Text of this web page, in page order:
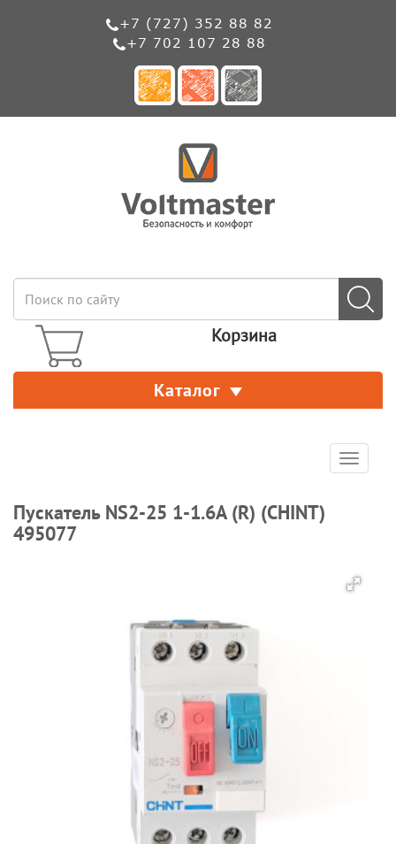
+7 (727) 352 88 82
+7 702 107 28 88
Корзина
Каталог
Toggle
Пускатель NS2-25 1-1.6A (R) (CHINT)
495077